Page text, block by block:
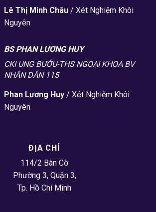
Lê Thị Minh Châu / Xét Nghiệm Khôi
Nguyên
BS PHAN LƯƠNG HUY
CKI UNG BƯỚU-THS NGOẠI KHOA BV
NHÂN DÂN 115
Phan Lương Huy / Xét Nghiệm Khôi
Nguyên
ĐỊA CHỈ
114/2 Bàn Cờ
Phường 3, Quận 3,
Tp. Hồ Chí Minh